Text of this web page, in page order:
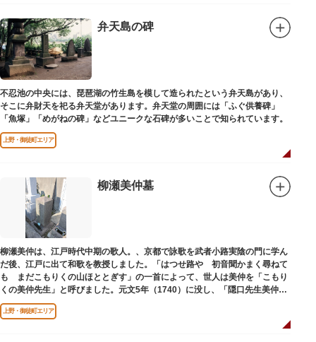
弁天島の碑
不忍池の中央には、琵琶湖の竹生島を模して造られたという弁天島があり、
そこに弁財天を祀る弁天堂があります。弁天堂の周囲には「ふぐ供養碑」
「魚塚」「めがねの碑」などユニークな石碑が多いことで知られています。
上野・御徒町エリア
柳瀬美仲墓
柳瀬美仲は、江戸時代中期の歌人。、京都で詠歌を武者小路実陰の門に学ん
だ後、江戸に出て和歌を教授しました。「はつせ路や 初音聞かまく尋ねて
も まだこもりくの山ほととぎす」の一首によって、世人は美仲を「こもり
くの美仲先生」と呼びました。元文5年（1740）に没し、「隠口先生美仲甫
之墓」と刻まれた墓が教證寺（きょうしょうじ）にあります。
上野・御徒町エリア